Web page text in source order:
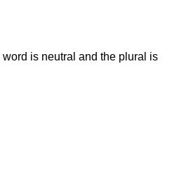
is neutral and the plural is